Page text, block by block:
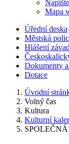
Mapa
Úřední deska
Městská
Hlášení závad
Dokumenty
Dotace
Úvodní
Volný čas
Kultura
Kulturní